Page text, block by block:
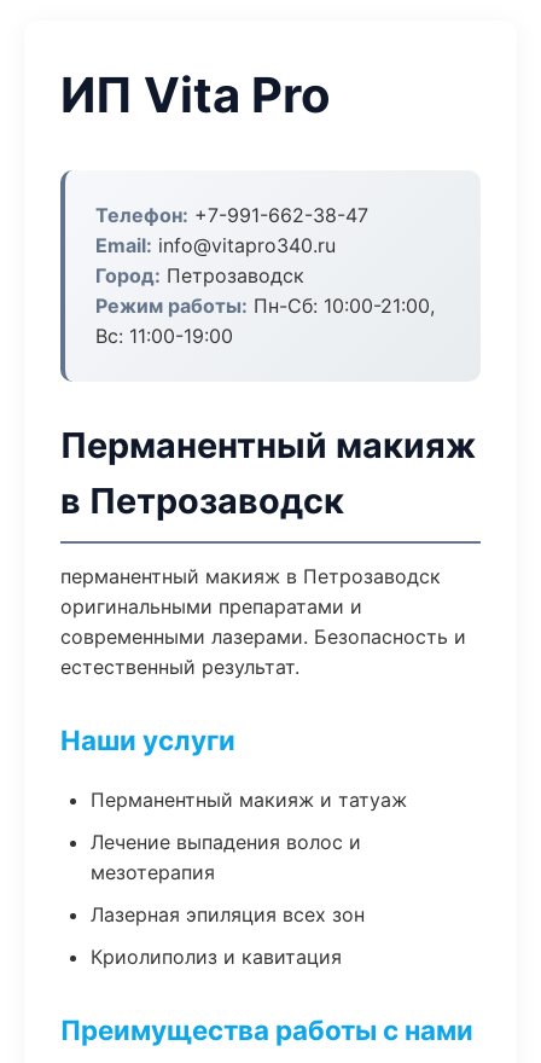
ИП Vita Pro
Телефон: +7-991-662-38-47
Email: info@vitapro340.ru
Город: Петрозаводск
Режим работы: Пн-Сб: 10:00-21:00,
Вс: 11:00-19:00
Перманентный макияж
в Петрозаводск
перманентный макияж в Петрозаводск
оригинальными препаратами и
современными лазерами. Безопасность и
естественный результат.
Наши услуги
Перманентный макияж и татуаж
Лечение выпадения волос и
мезотерапия
Лазерная эпиляция всех зон
Криолиполиз и кавитация
Преимущества работы с нами